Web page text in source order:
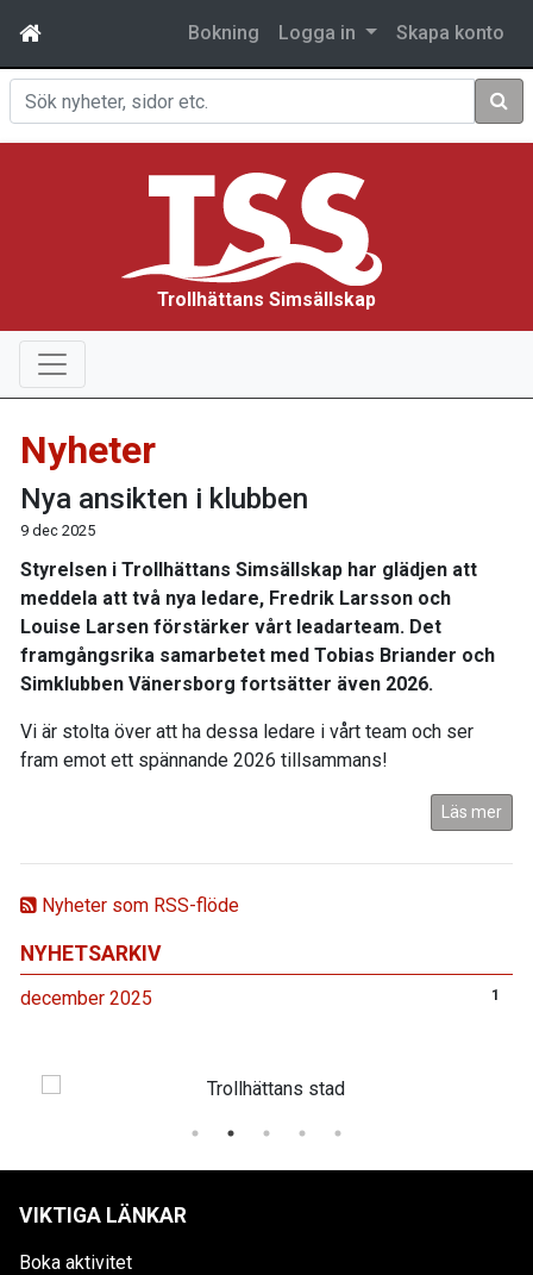
Bokning Logga in Skapa konto
Sök
Trollhättans Simsällskap
Nyheter som RSS-flöde
NYHETSARKIV
december 2025 1
Nyheter
Nya ansikten i klubben
9 dec 2025
Styrelsen i Trollhättans Simsällskap har glädjen att
meddela att två nya ledare, Fredrik Larsson och
Louise Larsen förstärker vårt leadarteam. Det
framgångsrika samarbetet med Tobias Briander och
Simklubben Vänersborg fortsätter även 2026.
Vi är stolta över att ha dessa ledare i vårt team och ser
fram emot ett spännande 2026 tillsammans!
Läs mer
VIKTIGA LÄNKAR
Boka aktivitet